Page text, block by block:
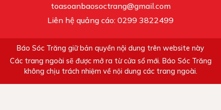
toasoanbaosoctrang@gmail.com
Liên hệ quảng cáo: 0299 3822499
Báo Sóc Trăng giữ bản quyền nội dung trên website này
Các trang ngoài sẽ được mở ra từ cửa sổ mới. Báo Sóc Trăng
không chịu trách nhiệm về nội dung các trang ngoài.